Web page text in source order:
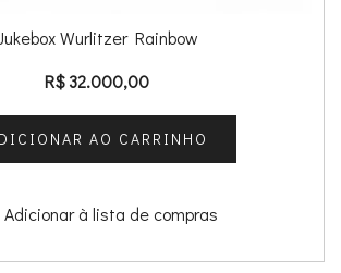
Wurlitzer Rainbow
R$32.000,00
AO CARRINHO
Adicionar à lista de compras